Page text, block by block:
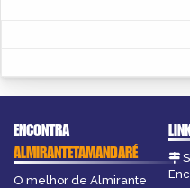
ENCONTRA
ALMIRANTETAMANDARÉ
O melhor de Almirante